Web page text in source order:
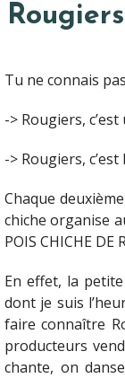
Tu ne connais
-> Rougiers,
-> Rougiers,
Chaque
chiche organise
POIS CHICHE
En effet, la
dont je suis
faire connaître
producteurs
chante, on